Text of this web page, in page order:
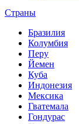
Страны
Бразилия
Колумбия
Перу
Йемен
Куба
Индонезия
Мексика
Гватемала
Гондурас